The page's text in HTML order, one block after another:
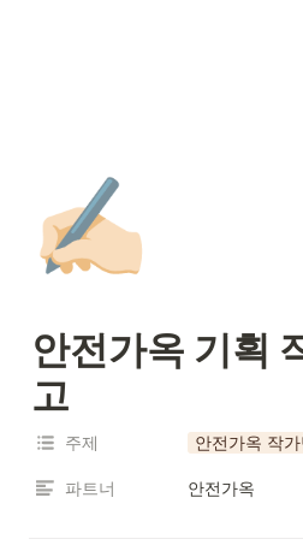
✍🏻
안전가옥 기획
고
주제 안전가옥 작가
파트너 안전가옥